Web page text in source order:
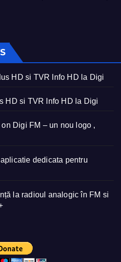
HD si TVR Info HD la Digi
HD si TVR Info HD la Digi
on Digi FM – un nou logo ,
dedicata pentru
la radioul analogic în FM si